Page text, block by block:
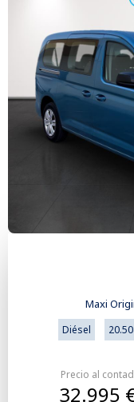
Maxi
Diésel
Precio al
32.995